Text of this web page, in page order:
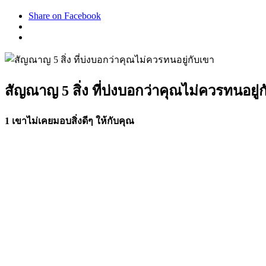
Share on Facebook
สัญณาญ 5 สิ่ง ที่บ่งบอกว่าคุณไม่ควรทนอยู่
1 เขาไม่เคยมอบสิ่งดีๆ ให้กับคุณ